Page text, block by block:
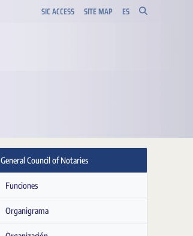
SIC ACCESS SITE MAP ES
General Council of Notaries
Funciones
Organigrama